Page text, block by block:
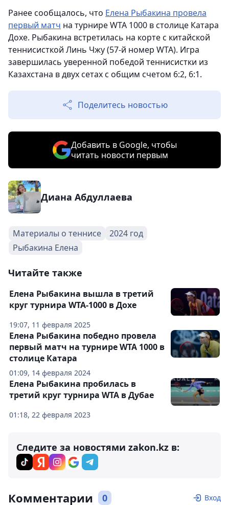
Ранее сообщалось, что Елена Рыбакина провела
первый матч на турнире WTA 1000 в столице Катара
Дохе. Рыбакина встретилась на корте с китайской
теннисисткой Линь Чжу (57-й номер WTA). Игра
завершилась уверенной победой теннисистки из
Казахстана в двух сетах с общим счетом 6:2, 6:1.
Поделитесь новостью
Добавить в Google, чтобы
читать новости первым
Диана Абдуллаева
Материалы о теннисе
2024 год
Рыбакина Елена
Читайте также
19:07, 11 февраля 2025
Елена Рыбакина вышла в третий
круг турнира WTA-1000 в Дохе
01:09, 14 февраля 2024
Елена Рыбакина победно провела
первый матч на турнире WTA 1000 в
столице Катара
01:18, 22 февраля 2023
Елена Рыбакина пробилась в
третий круг турнира WTA в Дубае
Следите за новостями zakon.kz в:
Комментарии 0 Вход